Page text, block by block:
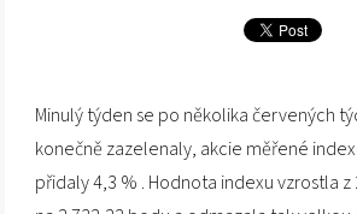
Minulý týden se po několika červených
konečně zazelenaly, akcie měřené
přidaly 4,3 % . Hodnota indexu vzrostla z